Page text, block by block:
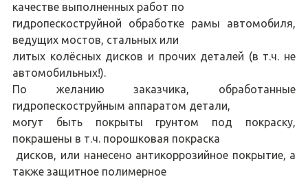
качестве выполненных работ по
гидропескоструйной обработке рамы автомобиля,
ведущих мостов, стальных или
литых колёсных дисков и прочих деталей (в т.ч. не
автомобильных!).
По желанию заказчика, обработанные
гидропескоструйным аппаратом детали,
могут быть покрыты грунтом под покраску,
покрашены в т.ч. порошковая покраска
дисков, или нанесено антикоррозийное покрытие, а
также защитное полимерное